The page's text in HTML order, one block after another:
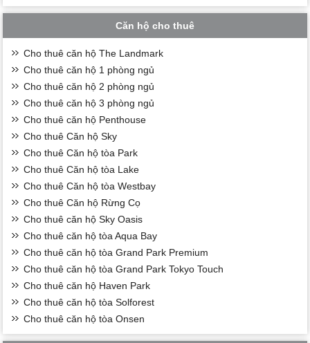
Căn hộ cho thuê
Cho thuê căn hộ The Landmark
Cho thuê căn hộ 1 phòng ngủ
Cho thuê căn hộ 2 phòng ngủ
Cho thuê căn hộ 3 phòng ngủ
Cho thuê căn hộ Penthouse
Cho thuê Căn hộ Sky
Cho thuê Căn hộ tòa Park
Cho thuê Căn hộ tòa Lake
Cho thuê Căn hộ tòa Westbay
Cho thuê Căn hộ Rừng Cọ
Cho thuê căn hộ Sky Oasis
Cho thuê căn hộ tòa Aqua Bay
Cho thuê căn hộ tòa Grand Park Premium
Cho thuê căn hộ tòa Grand Park Tokyo Touch
Cho thuê căn hộ Haven Park
Cho thuê căn hộ tòa Solforest
Cho thuê căn hộ tòa Onsen